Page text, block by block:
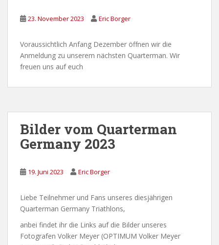
23. November 2023 Eric Borger
Voraussichtlich Anfang Dezember öffnen wir die
Anmeldung zu unserem nächsten Quarterman. Wir
freuen uns auf euch
Bilder vom Quarterman
Germany 2023
19. Juni 2023 Eric Borger
Liebe Teilnehmer und Fans unseres diesjährigen
Quarterman Germany Triathlons,
anbei findet ihr die Links auf die Bilder unseres
Fotografen Volker Meyer (OPTIMUM Volker Meyer